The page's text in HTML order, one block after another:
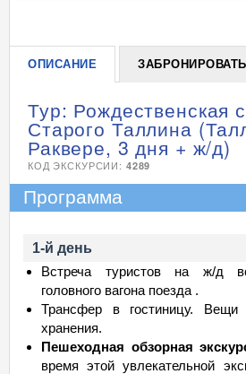
ОПИСАНИЕ ЗАБРОНИРОВАТЬ
Тур: Рождественская
Старого Таллина
Раквере, 3 дня + ж/д)
КОД ЭКСКУРСИИ: 4289
Программа
1-й день
Встреча туристов на ж/д
головного вагона поезда .
Трансфер в гостиницу.
хранения.
Пешеходная обзорная
время этой увлекательной